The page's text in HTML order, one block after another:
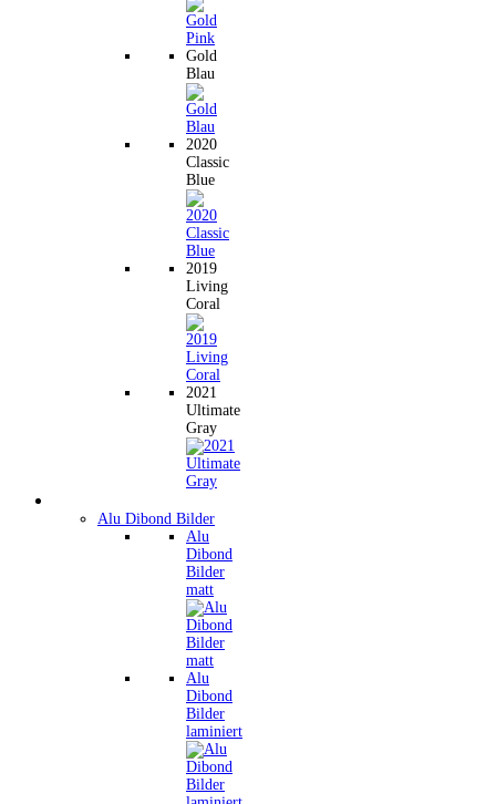
Gold
Blau
2020
Classic
Blue
2019
Living
Coral
2021
Ultimate
Gray
Alu Dibond Bilder
Alu
Dibond
Bilder
matt
Alu
Dibond
Bilder
laminiert